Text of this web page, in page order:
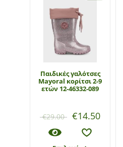
Παιδικές γαλότσες
Mayoral κορίτσι 2-9
ετών 12-46332-089
€29.00 €14.50